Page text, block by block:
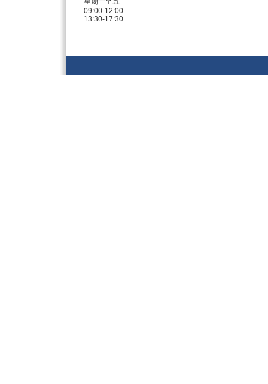
09:00-12:00
13:30-17:30